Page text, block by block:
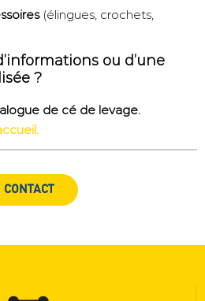
(élingues, crochets,
ou d’une
?
de cé de levage.
CONTACT